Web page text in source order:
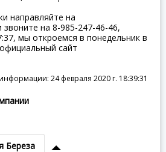
направляйте на
звоните на 8-985-247-46-46,
мы откроемся в понедельник в
сайт
24 февраля 2020 г. 18:39:31
Береза